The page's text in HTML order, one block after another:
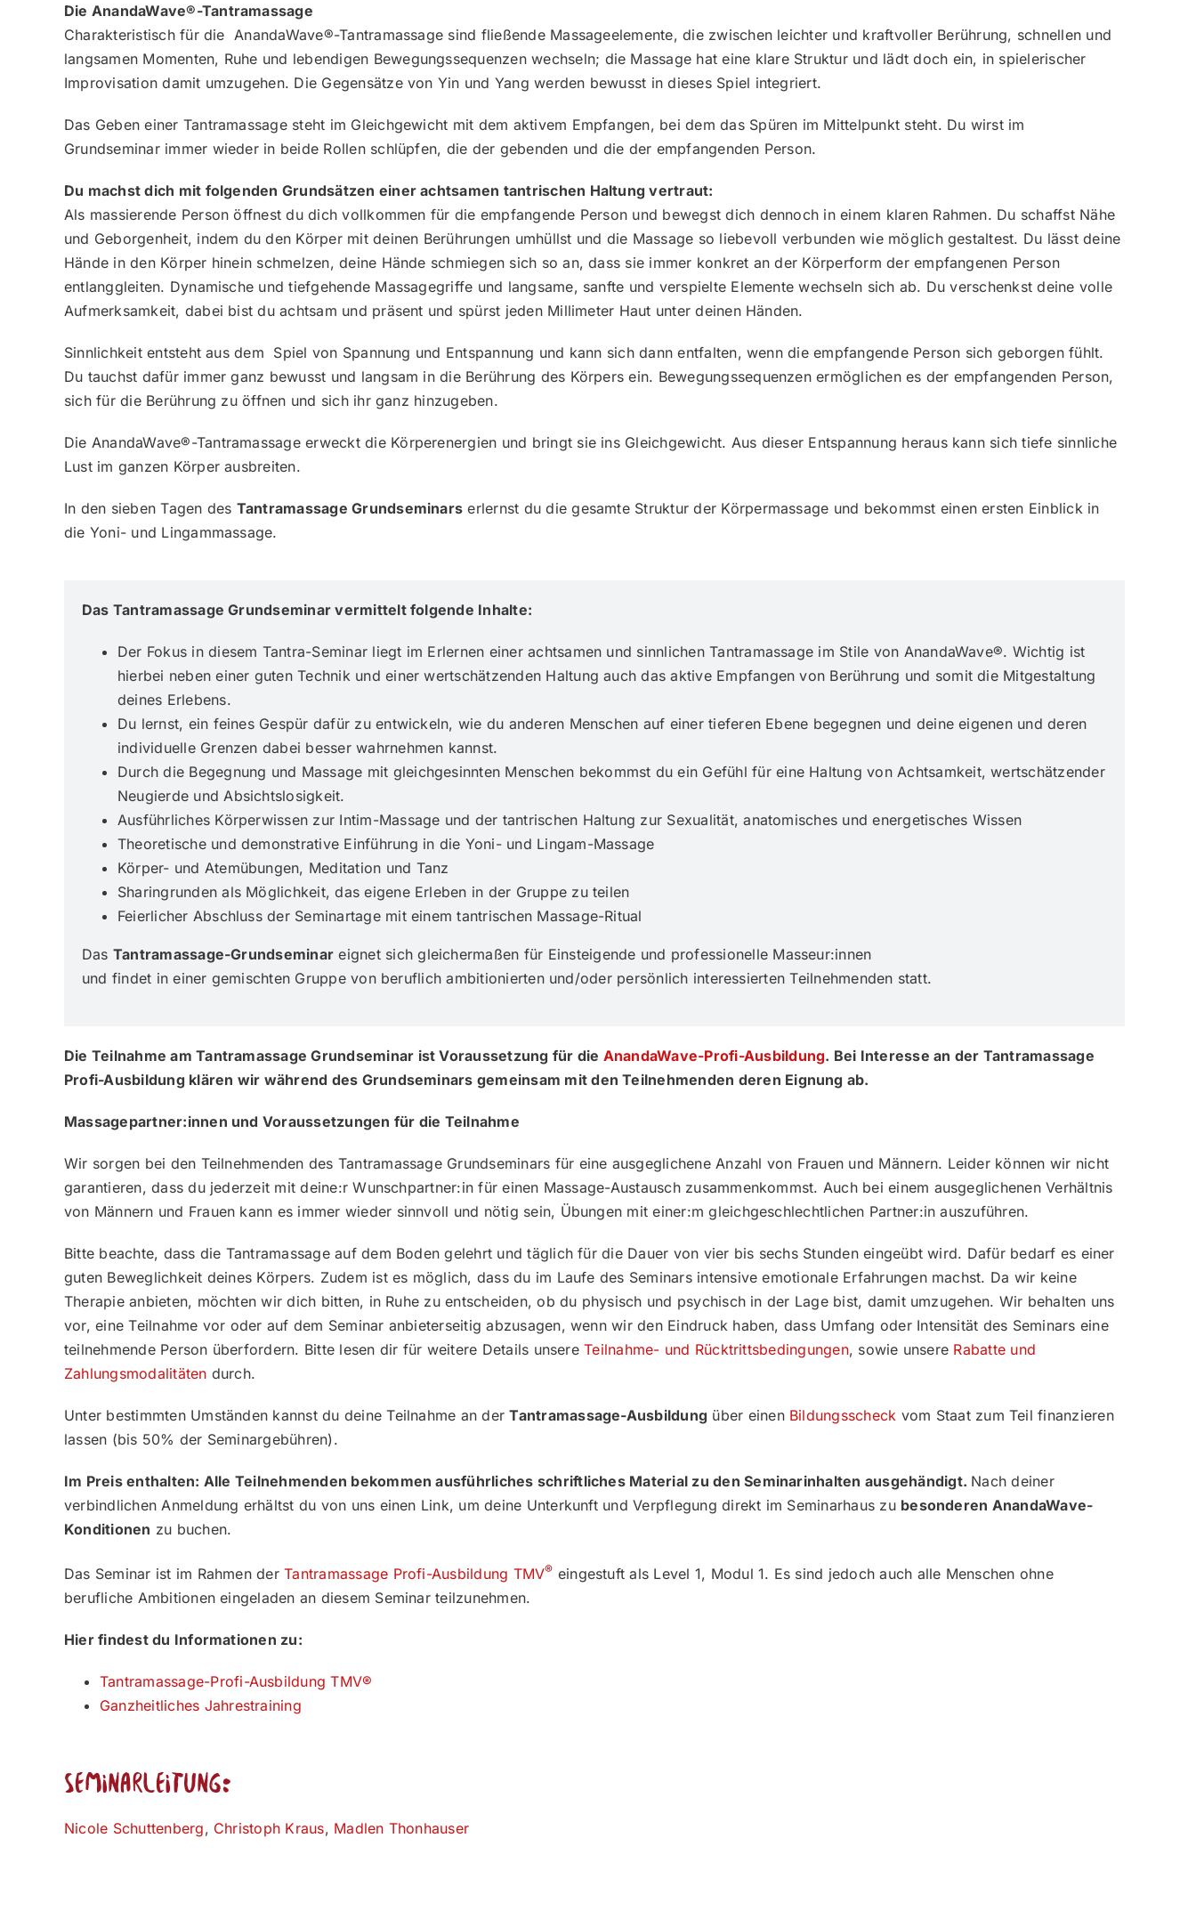
Die AnandaWave®-Tantramassage
Charakteristisch für die AnandaWave®-Tantramassage sind fließende Massageelemente, die zwischen leichter und kraftvoller Berührung, schnellen und
langsamen Momenten, Ruhe und lebendigen Bewegungssequenzen wechseln; die Massage hat eine klare Struktur und lädt doch ein, in spielerischer
Improvisation damit umzugehen. Die Gegensätze von Yin und Yang werden bewusst in dieses Spiel integriert.
Das Geben einer Tantramassage steht im Gleichgewicht mit dem aktivem Empfangen, bei dem das Spüren im Mittelpunkt steht. Du wirst im
Grundseminar immer wieder in beide Rollen schlüpfen, die der gebenden und die der empfangenden Person.
Du machst dich mit folgenden Grundsätzen einer achtsamen tantrischen Haltung vertraut:
Als massierende Person öffnest du dich vollkommen für die empfangende Person und bewegst dich dennoch in einem klaren Rahmen. Du schaffst Nähe
und Geborgenheit, indem du den Körper mit deinen Berührungen umhüllst und die Massage so liebevoll verbunden wie möglich gestaltest. Du lässt deine
Hände in den Körper hinein schmelzen, deine Hände schmiegen sich so an, dass sie immer konkret an der Körperform der empfangenen Person
entlanggleiten. Dynamische und tiefgehende Massagegriffe und langsame, sanfte und verspielte Elemente wechseln sich ab. Du verschenkst deine volle
Aufmerksamkeit, dabei bist du achtsam und präsent und spürst jeden Millimeter Haut unter deinen Händen.
Sinnlichkeit entsteht aus dem Spiel von Spannung und Entspannung und kann sich dann entfalten, wenn die empfangende Person sich geborgen fühlt.
Du tauchst dafür immer ganz bewusst und langsam in die Berührung des Körpers ein. Bewegungssequenzen ermöglichen es der empfangenden Person,
sich für die Berührung zu öffnen und sich ihr ganz hinzugeben.
Die AnandaWave®-Tantramassage erweckt die Körperenergien und bringt sie ins Gleichgewicht. Aus dieser Entspannung heraus kann sich tiefe sinnliche
Lust im ganzen Körper ausbreiten.
In den sieben Tagen des Tantramassage Grundseminars erlernst du die gesamte Struktur der Körpermassage und bekommst einen ersten Einblick in
die Yoni- und Lingammassage.
Das Tantramassage Grundseminar vermittelt folgende Inhalte:
Der Fokus in diesem Tantra-Seminar liegt im Erlernen einer achtsamen und sinnlichen Tantramassage im Stile von AnandaWave®. Wichtig ist
hierbei neben einer guten Technik und einer wertschätzenden Haltung auch das aktive Empfangen von Berührung und somit die Mitgestaltung
deines Erlebens.
Du lernst, ein feines Gespür dafür zu entwickeln, wie du anderen Menschen auf einer tieferen Ebene begegnen und deine eigenen und deren
individuelle Grenzen dabei besser wahrnehmen kannst.
Durch die Begegnung und Massage mit gleichgesinnten Menschen bekommst du ein Gefühl für eine Haltung von Achtsamkeit, wertschätzender
Neugierde und Absichtslosigkeit.
Ausführliches Körperwissen zur Intim-Massage und der tantrischen Haltung zur Sexualität, anatomisches und energetisches Wissen
Theoretische und demonstrative Einführung in die Yoni- und Lingam-Massage
Körper- und Atemübungen, Meditation und Tanz
Sharingrunden als Möglichkeit, das eigene Erleben in der Gruppe zu teilen
Feierlicher Abschluss der Seminartage mit einem tantrischen Massage-Ritual
Das Tantramassage-Grundseminar eignet sich gleichermaßen für Einsteigende und professionelle Masseur:innen
und findet in einer gemischten Gruppe von beruflich ambitionierten und/oder persönlich interessierten Teilnehmenden statt.
Die Teilnahme am Tantramassage Grundseminar ist Voraussetzung für die AnandaWave-Profi-Ausbildung. Bei Interesse an der Tantramassage
Profi-Ausbildung klären wir während des Grundseminars gemeinsam mit den Teilnehmenden deren Eignung ab.
Massagepartner:innen und Voraussetzungen für die Teilnahme
Wir sorgen bei den Teilnehmenden des Tantramassage Grundseminars für eine ausgeglichene Anzahl von Frauen und Männern. Leider können wir nicht
garantieren, dass du jederzeit mit deine:r Wunschpartner:in für einen Massage-Austausch zusammenkommst. Auch bei einem ausgeglichenen Verhältnis
von Männern und Frauen kann es immer wieder sinnvoll und nötig sein, Übungen mit einer:m gleichgeschlechtlichen Partner:in auszuführen.
Bitte beachte, dass die Tantramassage auf dem Boden gelehrt und täglich für die Dauer von vier bis sechs Stunden eingeübt wird. Dafür bedarf es einer
guten Beweglichkeit deines Körpers. Zudem ist es möglich, dass du im Laufe des Seminars intensive emotionale Erfahrungen machst. Da wir keine
Therapie anbieten, möchten wir dich bitten, in Ruhe zu entscheiden, ob du physisch und psychisch in der Lage bist, damit umzugehen. Wir behalten uns
vor, eine Teilnahme vor oder auf dem Seminar anbieterseitig abzusagen, wenn wir den Eindruck haben, dass Umfang oder Intensität des Seminars eine
teilnehmende Person überfordern. Bitte lesen dir für weitere Details unsereTeilnahme- und Rücktrittsbedingungen, sowie unsere Rabatte und
Zahlungsmodalitäten durch.
Unter bestimmten Umständen kannst du deine Teilnahme an derTantramassage-Ausbildung über einen Bildungsscheck vom Staat zum Teil finanzieren
lassen (bis 50% der Seminargebühren).
Im Preis enthalten: Alle Teilnehmenden bekommen ausführliches schriftliches Material zu den Seminarinhalten ausgehändigt. Nach deiner
verbindlichen Anmeldung erhältst du von uns einen Link, um deine Unterkunft und Verpflegung direkt im Seminarhaus zu besonderen AnandaWave-
Konditionen zu buchen.
Das Seminar ist im Rahmen derTantramassage Profi-Ausbildung TMV® eingestuft als Level 1, Modul 1. Es sind jedoch auch alle Menschen ohne
berufliche Ambitionen eingeladen an diesem Seminar teilzunehmen.
Hier findest du Informationen zu:
Tantramassage-Profi-Ausbildung TMV®
Ganzheitliches Jahrestraining
Seminarleitung:
Nicole Schuttenberg, Christoph Kraus, Madlen Thonhauser